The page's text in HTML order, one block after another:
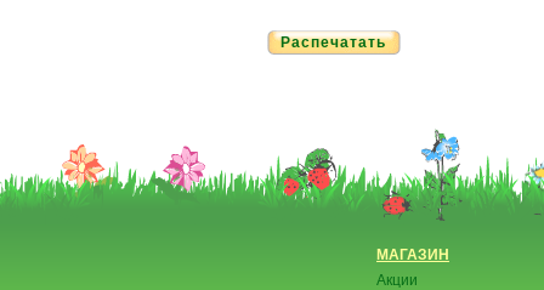
Распечатать
МАГАЗИН
Акции